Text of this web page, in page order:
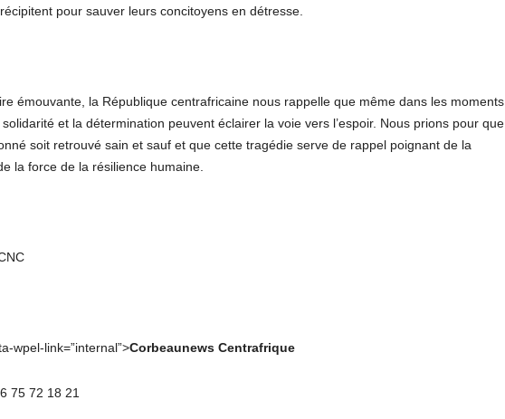
pour sauver leurs concitoyens en détresse.
émouvante, la République centrafricaine nous rappelle que même dans les moments
et la détermination peuvent éclairer la voie vers l’espoir. Nous prions pour que
soit retrouvé sain et sauf et que cette tragédie serve de rappel poignant de la
la force de la résilience humaine.
wpel-link=”internal”>Corbeaunews Centrafrique
75 72 18 21